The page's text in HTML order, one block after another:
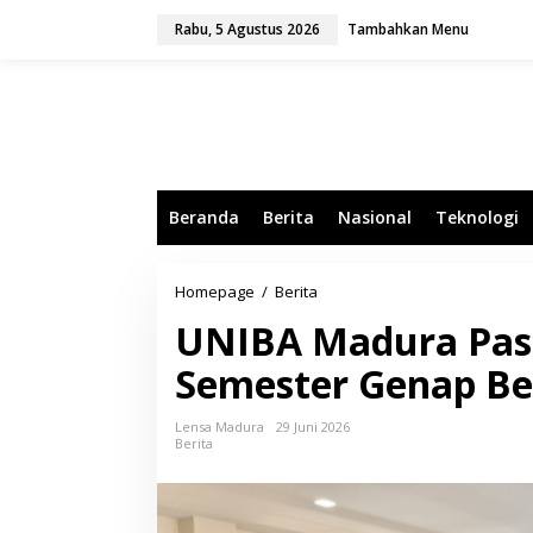
Rabu, 5 Agustus 2026 Tambahkan Menu
Beranda Berita Nasional Teknologi
Homepage / Berita
I
B
A
M
a
r
a
UNIBA Madura
Semester Genap
Lensa Madura
29 Juni 2026
Berita